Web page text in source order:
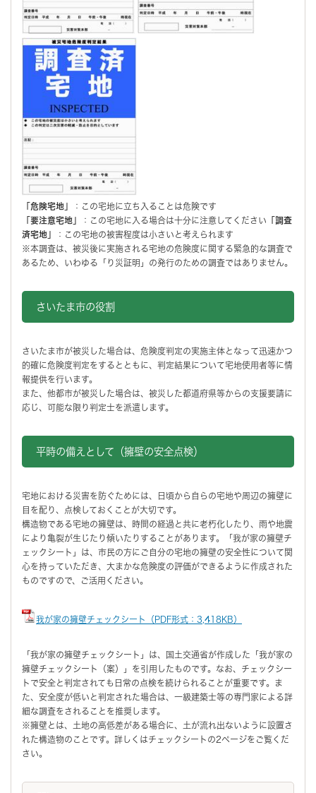
「危険宅地」
：この宅地に立ち入ることは危険です
「要注意宅地」
：この宅地に入る場合は十分に注意してください 「調査
済宅地」
：この宅地の被害程度は小さいと考えられます
※本調査は、被災後に実施される宅地の危険度に関する緊急的な調査で
あるため、いわゆる「り災証明」の発行のための調査ではありません。
さいたま市の役割
さいたま市が被災した場合は、危険度判定の実施主体となって迅速かつ
的確に危険度判定をするとともに、判定結果について宅地使用者等に情
報提供を行います。
また、他都市が被災した場合は、被災した都道府県等からの支援要請に
応じ、可能な限り判定士を派遣します。
平時の備えとして（擁壁の安全点検）
宅地における災害を防ぐためには、日頃から自らの宅地や周辺の擁壁に
目を配り、点検しておくことが大切です。
構造物である宅地の擁壁は、時間の経過と共に老朽化したり、雨や地震
により亀裂が生じたり傾いたりすることがあります。「我が家の擁壁チ
ェックシート」は、市民の方にご自分の宅地の擁壁の安全性について関
心を持っていただき、大まかな危険度の評価ができるように作成された
ものですので、ご活用ください。
我が家の擁壁チェックシート（PDF形式：3,418KB）
「我が家の擁壁チェックシート」は、国土交通省が作成した「我が家の
擁壁チェックシート（案）」を引用したものです。なお、チェックシー
トで安全と判定されても日常の点検を続けられることが重要です。ま
た、安全度が低いと判定された場合は、一級建築士等の専門家による詳
細な調査をされることを推奨します。
※擁壁とは、土地の高低差がある場合に、土が流れ出ないように設置さ
れた構造物のことです。詳しくはチェックシートの2ページをご覧くだ
さい。